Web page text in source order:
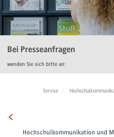
Bei Presseanfragen
wenden Sie sich bitte an:
Service
Hochschulkommunikation und